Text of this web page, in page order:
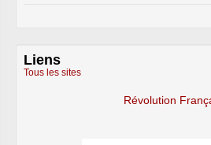
Liens
Tous les sites
Révolution